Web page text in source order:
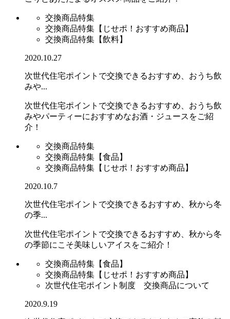
交換商品特集
交換商品特集【じせポ！おすすめ商品】
交換商品特集【飲料】
2020.10.27
次世代住宅ポイントで交換できるおすすめ、おうち飲
みや...
次世代住宅ポイントで交換できるおすすめ、おうち飲
みやパーティーにおすすめなお酒・ジュースをご紹
介！
交換商品特集
交換商品特集【食品】
交換商品特集【じせポ！おすすめ商品】
2020.10.7
次世代住宅ポイントで交換できるおすすめ、秋から冬
の季...
次世代住宅ポイントで交換できるおすすめ、秋から冬
の季節にこそ美味しいアイスをご紹介！
交換商品特集【食品】
交換商品特集【じせポ！おすすめ商品】
次世代住宅ポイント制度 交換商品について
2020.9.19